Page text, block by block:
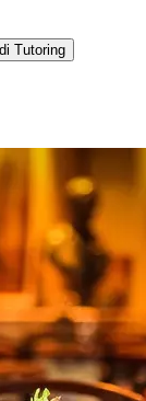
Tutoring